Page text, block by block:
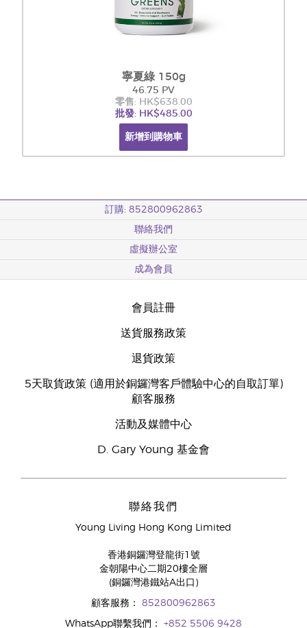
寧夏綠 150g
46.75 PV
零售: HK$638.00
批發: HK$485.00
新增到購物車
訂購: 852800962863
聯絡我們
虛擬辦公室
成為會員
會員註冊
送貨服務政策
退貨政策
5天取貨政策 (適用於銅鑼灣客戶體驗中心的自取訂單)
顧客服務
活動及媒體中心
D. Gary Young 基金會
聯絡我們
Young Living Hong Kong Limited
香港銅鑼灣登龍街1號
金朝陽中心二期20樓全層
(銅鑼灣港鐵站A出口)
顧客服務： 852800962863
WhatsApp聯繫我們： +852 5506 9428